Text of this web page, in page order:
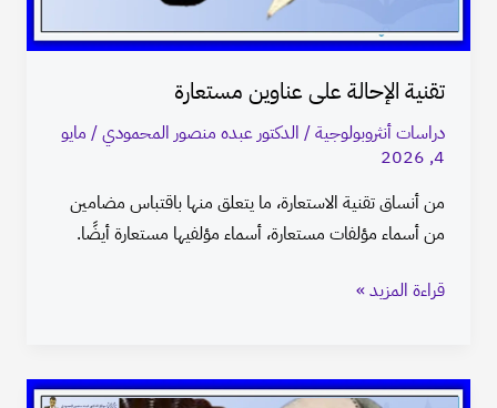
تقنية الإحالة على عناوين مستعارة
دراسات أنثروبولوجية/ الدكتور عبده منصور المحمودي/ مايو
4, 2026
من أنساق تقنية الاستعارة، ما يتعلق منها باقتباس مضامين
من أسماء مؤلفات مستعارة، أسماء مؤلفيها مستعارة أيضًا.
قراءة المزيد »
تقنية